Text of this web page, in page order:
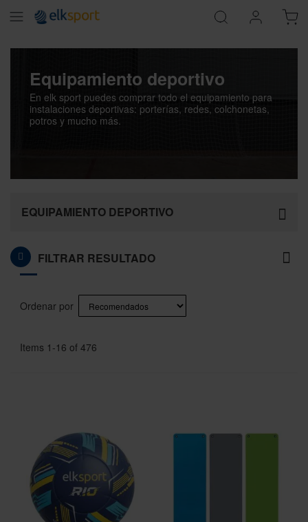
Equipamiento deportivo
En elk sport puedes comprar todo el equipamiento para
instalaciones deportivas: porterías, redes, colchonetas,
potros y mucho más.
EQUIPAMIENTO DEPORTIVO
FILTRAR RESULTADO
Items 1 -16 of 476
Página
You're currently reading page
1 PáginaPáginaPáginaPágina Página
Siguiente
Ordenar por